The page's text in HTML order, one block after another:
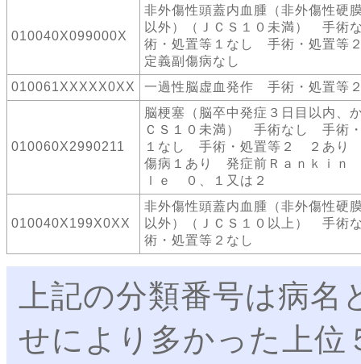
010040X099000X
非外傷性頭蓋内血腫（非外傷性硬
以外）（ＪＣＳ１０未満） 手術
術・処置等１なし 手術・処置
定義副傷病なし
010061XXXXX0XX
一過性脳虚血発作 手術・処置等
010060X2990211
脳梗塞（脳卒中発症３日目以内、
ＣＳ１０未満） 手術なし 手術
１なし 手術・処置等２ ２あり
傷病１あり 発症前Ｒａｎｋｉｎ
ｌｅ ０、１又は２
010040X199X0XX
非外傷性頭蓋内血腫（非外傷性硬
以外）（ＪＣＳ１０以上） 手術
術・処置等２なし
上記の分類番号は病
せにより多かった上位